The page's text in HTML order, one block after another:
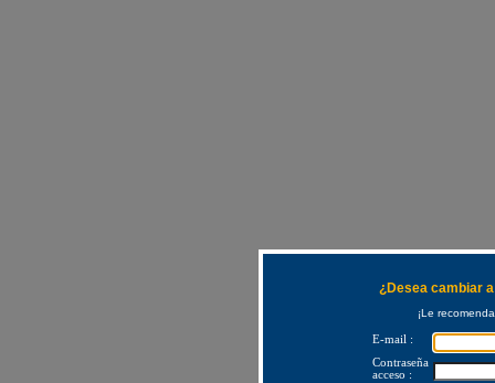
¿Desea cambiar
¡Le
E-mail :
Contraseña
acceso :